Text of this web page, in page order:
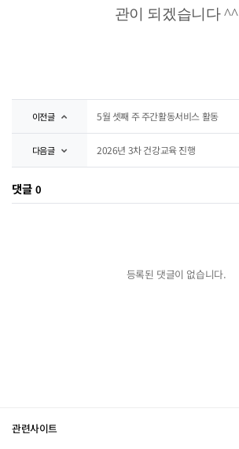
관이 되겠습니다 ^^
이전글 5월 셋째 주 주간활동서비스 활동
다음글 2026년 3차 건강교육 진행
댓글 0
등록된 댓글이 없습니다.
관련사이트